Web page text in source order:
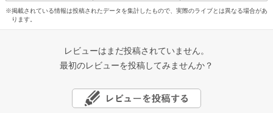
※掲載されている情報は投稿されたデータを集計したもので、実際のライブとは異なる場合があ
ります。
レビューはまだ投稿されていません。
最初のレビューを投稿してみませんか？